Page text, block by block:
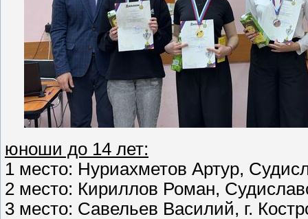
юноши до 14 лет:
1 место: Нуриахметов Артур,
2 место: Кириллов Роман,
3 место: Савельев Василий, г.